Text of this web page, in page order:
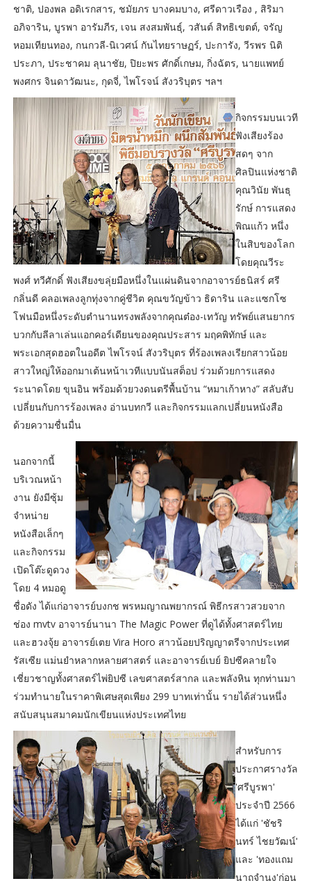
ชาติ, ปองพล อดิเรกสาร, ชมัยภร บางคมบาง, ศรีดาวเรือง , สิริมา
อภิจาริน, บูรพา อารัมภีร, เจน สงสมพันธุ์, วสันต์ สิทธิเขตต์, จรัญ
หอมเทียนทอง, กนกวลี-นิเวศน์ กันไทยราษฏร์, ปะการัง, วีรพร นิติ
ประภา, ประชาคม ลุนาชัย, ปิยะพร ศักดิ์เกษม, กิ่งฉัตร, นายแพทย์
พงศกร จินดาวัฒนะ, กุดจี่, ไพโรจน์ สังวริบุตร ฯลฯ
กิจกรรมบนเวที
ฟังเสียงร้อง
สดๆ จาก
ศิลปินแห่งชาติ
คุณวินัย พันธุ
รักษ์ การแสดง
พิณแก้ว หนึ่ง
ในสิบของโลก
โดยคุณวีระ
พงศ์ ทวีศักดิ์ ฟังเสียงขลุ่ยมือหนึ่งในแผ่นดินจากอาจารย์ธนิสร์ ศรี
กลิ่นดี คลอเพลงลูกทุ่งจากคู่ชีวิต คุณขวัญข้าว ธิดาริน และแซกโซ
โฟนมือหนึ่งระดับตำนานทรงพลังจากคุณต๋อง-เทวัญ ทรัพย์แสนยากร
บวกกับลีลาเล่นแอกคอร์เดียนของคุณประสาร มฤคพิทักษ์ และ
พระเอกสุดฮอตในอดีต ไพโรจน์ สังวริบุตร ที่ร้องเพลงเรียกสาวน้อย
สาวใหญ่ให้ออกมาเต้นหน้าเวทีแบบนันสต็อป ร่วมด้วยการแสดง
ระนาดโดย ขุนอิน พร้อมด้วยวงดนตรีพื้นบ้าน “หมาเก้าหาง” สลับสับ
เปลี่ยนกับการร้องเพลง อ่านบทกวี และกิจกรรมแลกเปลี่ยนหนังสือ
ด้วยความชื่นมื่น
นอกจากนี้
บริเวณหน้า
งาน ยังมีซุ้ม
จำหน่าย
หนังสือเล็กๆ
และกิจกรรม
เปิดโต๊ะดูดวง
โดย 4 หมอดู
ชื่อดัง ได้แก่อาจารย์บงกช พรหมญาณพยากรณ์ พิธีกรสาวสวยจาก
ช่อง mvtv อาจารย์นานา The Magic Power ที่ดูได้ทั้งศาสตร์ไทย
และฮวงจุ้ย อาจารย์เตย Vira Horo สาวน้อยปริญญาตรีจากประเทศ
รัสเซีย แม่นยำหลากหลายศาสตร์ และอาจารย์เบย์ ยิปซีคลายใจ
เชี่ยวชาญทั้งศาสตร์ไพ่ยิปซี เลขศาสตร์สากล และพลังหิน ทุกท่านมา
ร่วมทำนายในราคาพิเศษสุดเพียง 299 บาทเท่านั้น รายได้ส่วนหนึ่ง
สนับสนุนสมาคมนักเขียนแห่งประเทศไทย
สำหรับการ
ประกาศรางวัล
'ศรีบูรพา'
ประจำปี 2566
ได้แก่ 'ชัชริ
นทร์ ไชยวัฒน์'
และ 'ทองแถม
นาถจำนง'ก่อน